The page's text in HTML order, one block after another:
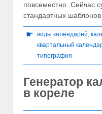
повсеместно. Сейчас
стандартных
☛ виды календарей,
квартальный
типография
Генератор
в кореле